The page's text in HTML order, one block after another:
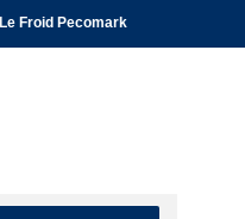
Le Froid Pecomark